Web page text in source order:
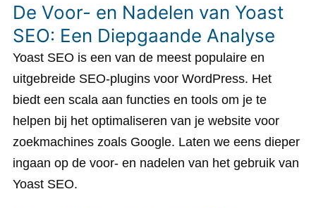
De Voor- en Nadelen van Yoast
SEO: Een Diepgaande Analyse
Yoast SEO is een van de meest populaire en
uitgebreide SEO-plugins voor WordPress. Het
biedt een scala aan functies en tools om je te
helpen bij het optimaliseren van je website voor
zoekmachines zoals Google. Laten we eens dieper
ingaan op de voor- en nadelen van het gebruik van
Yoast SEO.